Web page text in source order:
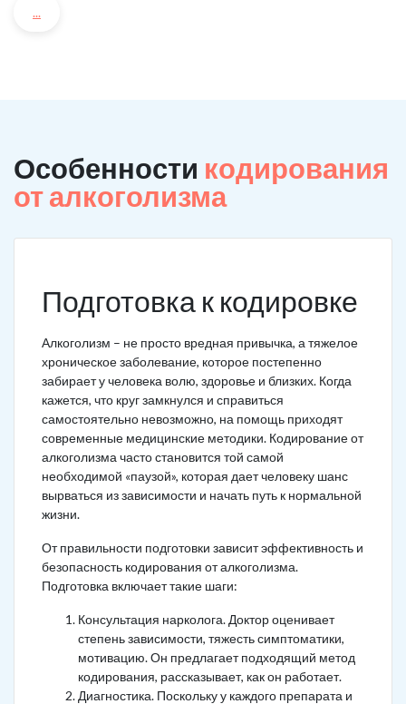
...
Особенности кодирования
от алкоголизма
Подготовка к кодировке
Алкоголизм – не просто вредная привычка, а тяжелое
хроническое заболевание, которое постепенно
забирает у человека волю, здоровье и близких. Когда
кажется, что круг замкнулся и справиться
самостоятельно невозможно, на помощь приходят
современные медицинские методики. Кодирование от
алкоголизма часто становится той самой
необходимой «паузой», которая дает человеку шанс
вырваться из зависимости и начать путь к нормальной
жизни.
От правильности подготовки зависит эффективность и
безопасность кодирования от алкоголизма.
Подготовка включает такие шаги:
Консультация нарколога. Доктор оценивает
степень зависимости, тяжесть симптоматики,
мотивацию. Он предлагает подходящий метод
кодирования, рассказывает, как он работает.
Диагностика. Поскольку у каждого препарата и